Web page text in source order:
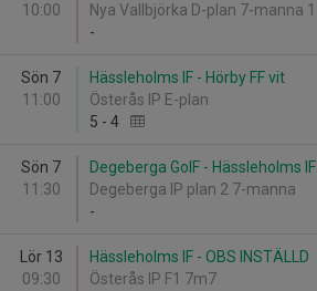
10:00
Nya Vallbjörka D-plan 7-manna 1
-
Sön 7
11:00
Hässleholms IF - Hörby FF vit
Österås IP E-plan
5 - 4
Sön 7
11:30
Degeberga GoIF - Hässleholms IF
Degeberga IP plan 2 7-manna
-
Lör 13
09:30
Hässleholms IF - OBS INSTÄLLD
Österås IP F1 7m7